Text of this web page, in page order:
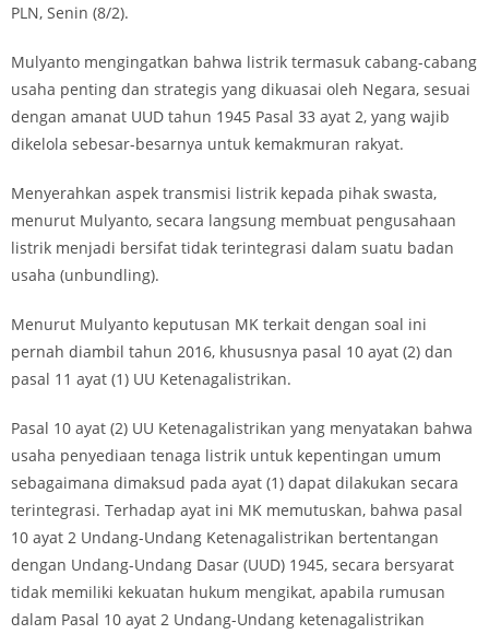
PLN, Senin (8/2).
Mulyanto mengingatkan bahwa listrik termasuk cabang-cabang
usaha penting dan strategis yang dikuasai oleh Negara, sesuai
dengan amanat UUD tahun 1945 Pasal 33 ayat 2, yang wajib
dikelola sebesar-besarnya untuk kemakmuran rakyat.
Menyerahkan aspek transmisi listrik kepada pihak swasta,
menurut Mulyanto, secara langsung membuat pengusahaan
listrik menjadi bersifat tidak terintegrasi dalam suatu badan
usaha (unbundling).
Menurut Mulyanto keputusan MK terkait dengan soal ini
pernah diambil tahun 2016, khususnya pasal 10 ayat (2) dan
pasal 11 ayat (1) UU Ketenagalistrikan.
Pasal 10 ayat (2) UU Ketenagalistrikan yang menyatakan bahwa‎
usaha penyediaan tenaga listrik untuk kepentingan umum
sebagaimana dimaksud pada ayat (1) dapat dilakukan secara
terintegrasi. Terhadap ayat ini MK memutuskan, bahwa pasal
10 ayat 2 Undang-Undang Ketenagalistrikan bertentangan
dengan Undang-Undang Dasar (UUD) 1945, secara bersyarat
tidak memiliki kekuatan hukum mengikat, apabila rumusan
dalam Pasal 10 ayat 2 Undang-Undang ketenagalistrikan